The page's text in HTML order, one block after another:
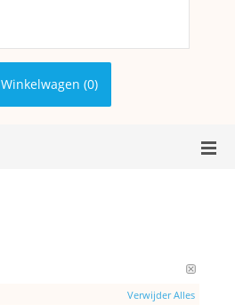
Winkelwagen (0)
Verwijder Alles